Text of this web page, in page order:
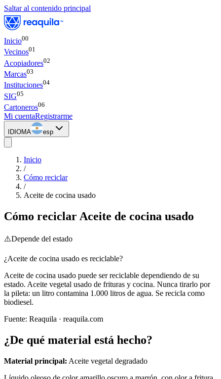
Saltar al contenido principal
Inicio00
Vecinos01
Acopiadores02
Marcas03
Instituciones04
SIG05
Cartoneros06
Mi cuentaRegistrarme
IDIOMA esp
Inicio
/
Cómo reciclar
/
Aceite de cocina usado
Cómo reciclarAceite de cocina usado
⚠️Depende del estado
¿Aceite de cocina usado es reciclable?
Aceite de cocina usado puede ser reciclable dependiendo de su
estado. Aceite vegetal usado de frituras y cocina. Nunca tirarlo por
la pileta: un litro contamina 1.000 litros de agua. Se recicla como
biodiesel.
Fuente: Reaquila · reaquila.com
¿De qué material está hecho?
Material principal: Aceite vegetal degradado